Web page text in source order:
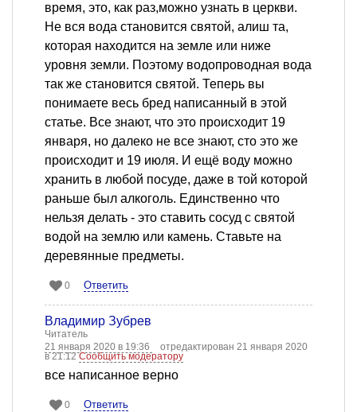
время, это, как раз,можно узнать в церкви.
Не вся вода становится святой, алиш та,
которая находится на земле или ниже
уровня земли. Поэтому водопроводная вода
так же становится святой. Теперь вы
понимаете весь бред написанный в этой
статье. Все знают, что это происходит 19
января, но далеко не все знают, сто это же
происходит и 19 июля. И ещё воду можно
хранить в любой посуде, даже в той которой
раньше был алкоголь. Единственно что
нельзя делать - это ставить сосуд с святой
водой на землю или камень. Ставьте на
деревянные предметы.
0 Ответить
Владимир Зубрев
Читатель
21 января 2020 в 19:36
отредактирован 21 января 2020
в 21:12Сообщить модератору
все написанное верно
0 Ответить